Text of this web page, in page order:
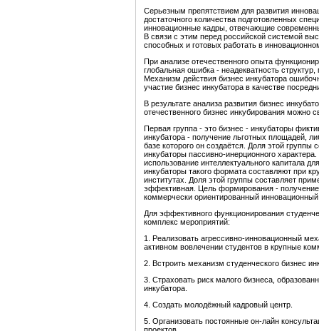
Серьезным препятствием для развития
достаточного количества подготовленных
инновационные кадры, отвечающие
В связи с этим перед российской системой
способных и готовых работать в
При анализе отечественного опыта
глобальная ошибка - неадекватность
Механизм действия бизнес инкубатора
участие бизнес инкубатора в качестве
В результате анализа развития бизнес
отечественного бизнес инкубирования можно
Первая группа - это бизнес - инкубаторы
инкубатора - получение льготных площадей,
базе которого он создаётся. Доля этой
инкубаторы пассивно-инерционного
использование интеллектуального капитала
инкубаторы такого формата составляют при
институтах. Доля этой группы составляет
эффективная. Цель формирования -
коммерчески ориентированный
Для эффективного функционирования
комплекс мероприятий:
1. Реализовать агрессивно-инновационный
активном вовлечении студентов в крупные
2. Встроить механизм студенческого бизнес
3. Страховать риск малого бизнеса,
инкубатора.
4. Создать молодёжный кадровый центр.
5. Организовать постоянные он-лайн